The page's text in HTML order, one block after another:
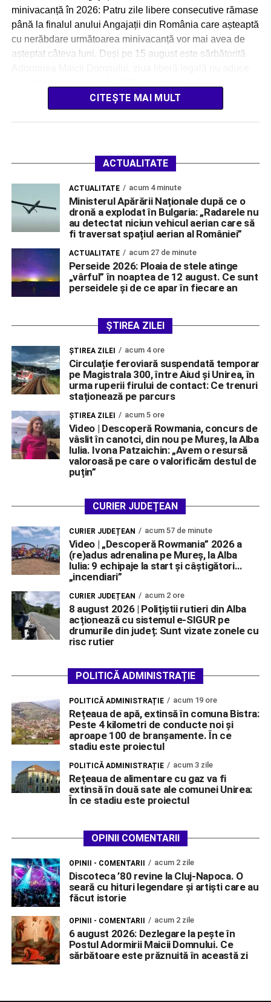
minivacanță în 2026: Patru zile libere consecutive rămase
până la finalul anului Angajații din România care așteaptă
cu nerăbdare următoarea minivacanță vor mai avea de
așteptat câteva luni. Deși pe 15 august este sărbătorită
CITEȘTE MAI MULT
ACTUALITATE
ACTUALITATE acum 4 minute
Ministerul Apărării Naționale după ce o
dronă a explodat în Bulgaria: „Radarele nu
au detectat niciun vehicul aerian care să
fi traversat spațiul aerian al României”
ACTUALITATE acum 27 de minute
Perseide 2026: Ploaia de stele atinge
„vârful” în noaptea de 12 august. Ce sunt
perseidele și de ce apar în fiecare an
ȘTIREA ZILEI
ŞTIREA ZILEI acum 4 ore
Circulație feroviară suspendată temporar
pe Magistrala 300, între Aiud și Unirea, în
urma ruperii firului de contact: Ce trenuri
staționează pe parcurs
ŞTIREA ZILEI acum 5 ore
Video | Descoperă Rowmania, concurs de
vâslit în canotci, din nou pe Mureș, la Alba
Iulia. Ivona Patzaichin: „Avem o resursă
valoroasă pe care o valorificăm destul de
puțin”
CURIER JUDEȚEAN
CURIER JUDEȚEAN acum 57 de minute
Video | „Descoperă Rowmania” 2026 a
(re)adus adrenalina pe Mureș, la Alba
Iulia: 9 echipaje la start și câștigători…
„incendiari”
CURIER JUDEȚEAN acum 2 ore
8 august 2026 | Polițiștii rutieri din Alba
acționează cu sistemul e-SIGUR pe
drumurile din județ: Sunt vizate zonele cu
risc rutier
POLITICĂ ADMINISTRAȚIE
POLITICĂ ADMINISTRAȚIE acum 19 ore
Rețeaua de apă, extinsă în comuna Bistra:
Peste 4 kilometri de conducte noi și
aproape 100 de branșamente. În ce
stadiu este proiectul
POLITICĂ ADMINISTRAȚIE acum 3 zile
Rețeaua de alimentare cu gaz va fi
extinsă în două sate ale comunei Unirea:
În ce stadiu este proiectul
OPINII COMENTARII
OPINII - COMENTARII acum 2 zile
Discoteca ’80 revine la Cluj-Napoca. O
seară cu hituri legendare și artiști care au
făcut istorie
OPINII - COMENTARII acum 2 zile
6 august 2026: Dezlegare la pește în
Postul Adormirii Maicii Domnului. Ce
sărbătoare este prăznuită în această zi